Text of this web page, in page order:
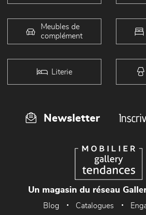
Meubles de
complément
Literie
Newsletter
Un magasin du réseau
Blog Catalogues